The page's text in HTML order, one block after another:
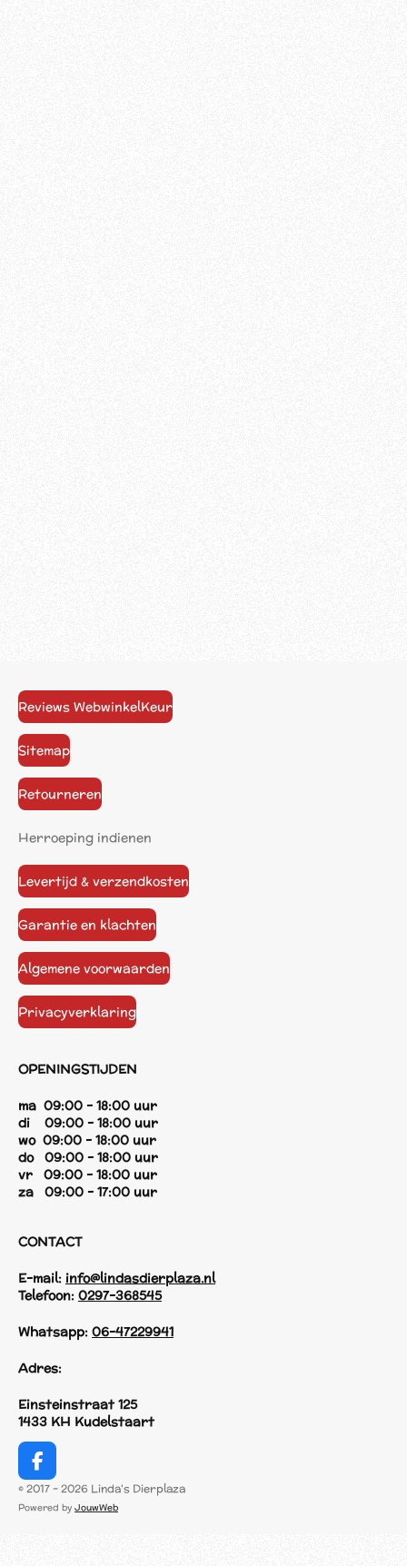
Reviews WebwinkelKeur
Sitemap
Retourneren
Herroeping indienen
Levertijd & verzendkosten
Garantie en klachten
Algemene voorwaarden
Privacyverklaring
OPENINGSTIJDEN
ma 09:00 - 18:00 uur
di 09:00 - 18:00 uur
wo 09:00 - 18:00 uur
do 09:00 - 18:00 uur
vr 09:00 - 18:00 uur
za 09:00 - 17:00 uur
CONTACT
E-mail: info@lindasdierplaza.nl
Telefoon: 0297-368545
Whatsapp: 06-47229941
Adres:
Einsteinstraat 125
1433 KH Kudelstaart
F
a
c
© 2017 - 2026 Linda's Dierplaza
Powered by JouwWeb